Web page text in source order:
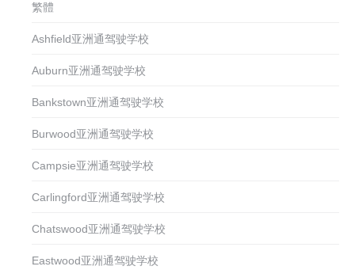
繁體
Ashfield亚洲通驾驶学校
Auburn亚洲通驾驶学校
Bankstown亚洲通驾驶学校
Burwood亚洲通驾驶学校
Campsie亚洲通驾驶学校
Carlingford亚洲通驾驶学校
Chatswood亚洲通驾驶学校
Eastwood亚洲通驾驶学校